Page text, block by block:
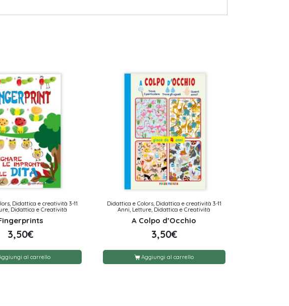
Didattica e creatività 3-11
Didattica e Creatività
3,50€
al carrello
Didattica e Colors, Didattica e creatività 3-11
Anni, Letture, Didattica e Creatività
A Colpo d’Occhio
3,50€
Aggiungi al carrello